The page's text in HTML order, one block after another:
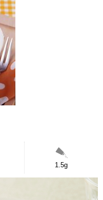
1.5g